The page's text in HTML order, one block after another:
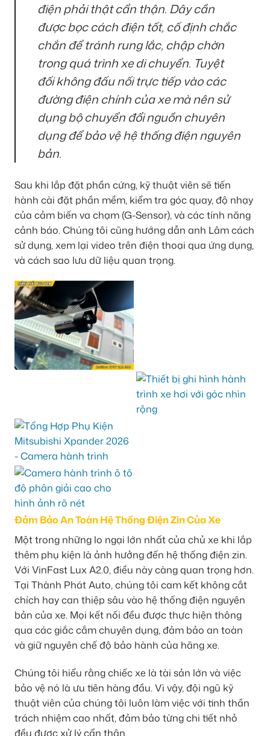
điện phải thật cẩn thận. Dây cần
được bọc cách điện tốt, cố định chắc
chắn để tránh rung lắc, chập chờn
trong quá trình xe di chuyển. Tuyệt
đối không đấu nối trực tiếp vào các
đường điện chính của xe mà nên sử
dụng bộ chuyển đổi nguồn chuyên
dụng để bảo vệ hệ thống điện nguyên
bản.
Sau khi lắp đặt phần cứng, kỹ thuật viên sẽ tiến
hành cài đặt phần mềm, kiểm tra góc quay, độ nhạy
của cảm biến va chạm (G-Sensor), và các tính năng
cảnh báo. Chúng tôi cũng hướng dẫn anh Lâm cách
sử dụng, xem lại video trên điện thoại qua ứng dụng,
và cách sao lưu dữ liệu quan trọng.
Đảm Bảo An Toàn Hệ Thống Điện Zin Của Xe
Một trong những lo ngại lớn nhất của chủ xe khi lắp
thêm phụ kiện là ảnh hưởng đến hệ thống điện zin.
Với VinFast Lux A2.0, điều này càng quan trọng hơn.
Tại Thành Phát Auto, chúng tôi cam kết không cắt
chích hay can thiệp sâu vào hệ thống điện nguyên
bản của xe. Mọi kết nối đều được thực hiện thông
qua các giắc cắm chuyên dụng, đảm bảo an toàn
và giữ nguyên chế độ bảo hành của hãng xe.
Chúng tôi hiểu rằng chiếc xe là tài sản lớn và việc
bảo vệ nó là ưu tiên hàng đầu. Vì vậy, đội ngũ kỹ
thuật viên của chúng tôi luôn làm việc với tinh thần
trách nhiệm cao nhất, đảm bảo từng chi tiết nhỏ
đều được xử lý cẩn thận.